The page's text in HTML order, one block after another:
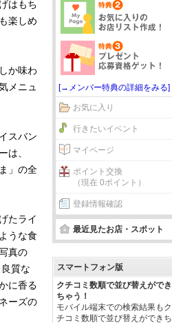
はもち
楽しめ
か味わ
メニュ
スバン
は、
」の全
たライ
うな食
真の
質な
に香る
ーズの
[→メンバー特典の詳細をみる]
お気に入り
行きたいイベント
マイページ
ポイント交換
（現在 0ポイント）
登録情報確認
最近見たお店・スポット
スマートフォン版
クチコミ数順で並び替えができ
ちゃう！
モバイル端末での検索結果もク
チコミ数順で並び替えができち